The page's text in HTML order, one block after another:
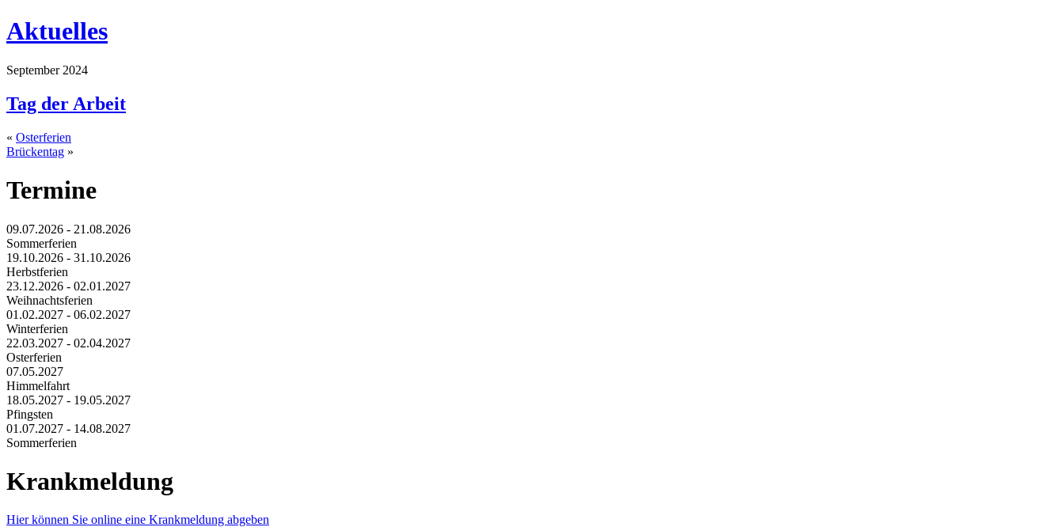
Aktuelles
September 2024
Tag der Arbeit
« Osterferien
Brückentag »
Termine
09.07.2026 - 21.08.2026
Sommerferien
19.10.2026 - 31.10.2026
Herbstferien
23.12.2026 - 02.01.2027
Weihnachtsferien
01.02.2027 - 06.02.2027
Winterferien
22.03.2027 - 02.04.2027
Osterferien
07.05.2027
Himmelfahrt
18.05.2027 - 19.05.2027
Pfingsten
01.07.2027 - 14.08.2027
Sommerferien
Krankmeldung
Hier können Sie online eine Krankmeldung abgeben